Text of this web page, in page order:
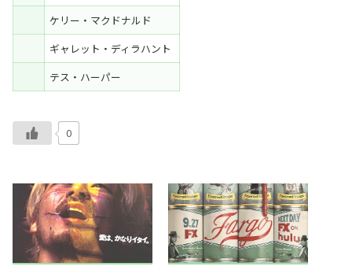
ケリー・マクドナルド
ギャレット・ディラハント
テス・ハーパー
0